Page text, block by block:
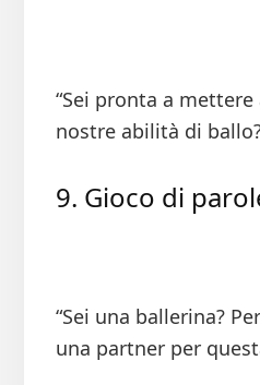
“Sei pronta a
nostre abilità di ballo?
9. Gioco di
“Sei una ballerina?
una partner per